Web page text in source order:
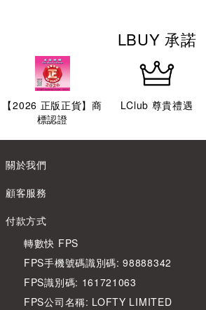
LBUY 承諾
【2026 正版正貨】商
標認證
LClub 尊貴禮遇
關於我們
顧客服務
付款方式
轉數快 FPS
FPS手機號碼識別碼: 98888342
FPS識別碼: 161721063
FPS公司名稱: LOFTY LIMITED